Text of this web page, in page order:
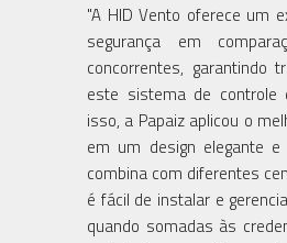
"A HID Vento oferece um
segurança em
concorrentes, garantindo
este sistema de controle
isso, a Papaiz aplicou o
em um design elegante
combina com diferentes
é fácil de instalar e
quando somadas às